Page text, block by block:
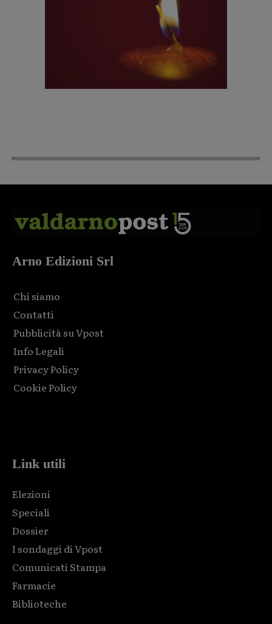
Arno Edizioni Srl
Chi siamo
Contatti
Pubblicità su Vpost
Info Legali
Privacy Policy
Cookie Policy
Link utili
Elezioni
Speciali
Dossier
I sondaggi di Vpost
Comunicati Stampa
Farmacie
Biblioteche